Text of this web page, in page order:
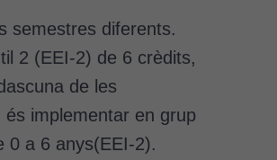
semestres diferents.
2 (EEI-2) de 6 crèdits,
de les
implementar en grup
0 a 6 anys(EEI-2).